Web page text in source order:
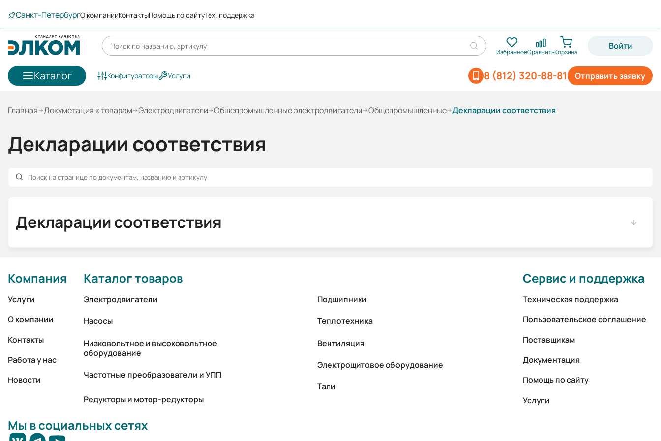
Санкт-ПетербургО компанииКонтактыПомощь по сайтуТех. поддержка
ИзбранноеСравнитьКорзина
Войти
Каталог Отправить заявку
8 (812) 320-88-81
Конфигураторы Услуги
Главная Докуметация к товарам Электродвигатели Общепромышленные электродвигатели Общепромышленные Декларации соответствия
Декларации соответствия
Декларации соответствия
Компания
Услуги
О компании
Контакты
Работа у нас
Новости
Каталог товаров
Электродвигатели
Насосы
Низковольтное и высоковольтное
оборудование
Частотные преобразователи и УПП
Редукторы и мотор-редукторы
Подшипники
Теплотехника
Вентиляция
Электрощитовое оборудование
Тали
Сервис и поддержка
Техническая поддержка
Пользовательское соглашение
Поставщикам
Документация
Помощь по сайту
Услуги
Мы в социальных сетях